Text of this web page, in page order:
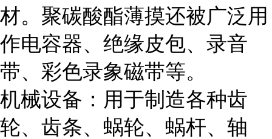
材。聚碳酸酯薄摸还被广泛用
作电容器、绝缘皮包、录音
带、彩色录象磁带等。
机械设备：用于制造各种齿
轮、齿条、蜗轮、蜗杆、轴